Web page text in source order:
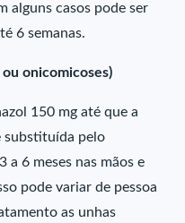
alguns casos pode ser
6 semanas.
onicomicoses)
150 mg até que a
substituída pelo
a 6 meses nas mãos e
pode variar de pessoa
as unhas